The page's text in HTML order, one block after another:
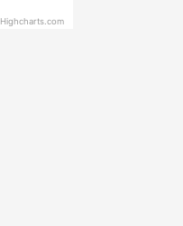
Highcharts.com